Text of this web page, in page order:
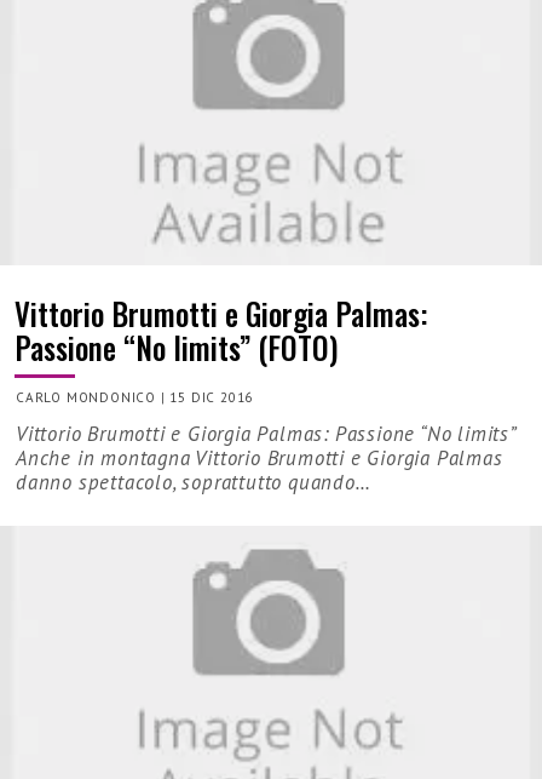
Vittorio Brumotti e Giorgia Palmas:
Passione “No limits” (FOTO)
CARLO MONDONICO | 15 DIC 2016
Vittorio Brumotti e Giorgia Palmas: Passione “No limits”
Anche in montagna Vittorio Brumotti e Giorgia Palmas
danno spettacolo, soprattutto quando…